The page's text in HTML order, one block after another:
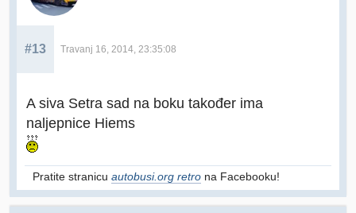
#13 Travanj 16, 2014, 23:35:08
A siva Setra sad na boku također ima
naljepnice Hiems
Pratite stranicu autobusi.org retro na Facebooku!